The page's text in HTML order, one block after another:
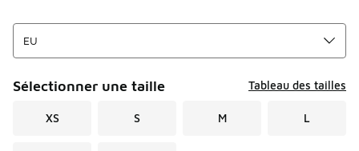
Sélectionner une taille Tableau des tailles
XS S M L